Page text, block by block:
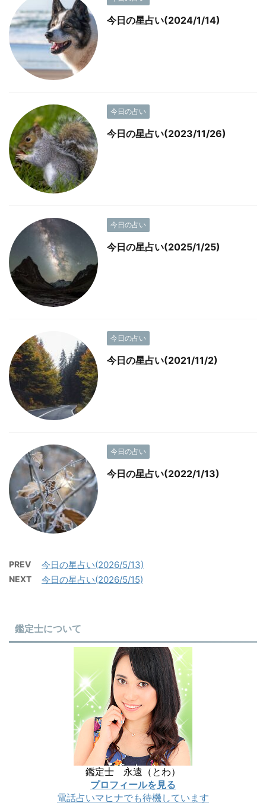
今日の星占い(2024/1/14)
今日の占い
今日の星占い(2023/11/26)
今日の占い
今日の星占い(2025/1/25)
今日の占い
今日の星占い(2021/11/2)
今日の占い
今日の星占い(2022/1/13)
PREV 今日の星占い(2026/5/13)
NEXT 今日の星占い(2026/5/15)
鑑定士について
鑑定士 永遠（とわ）
プロフィールを見る
電話占いマヒナでも待機しています